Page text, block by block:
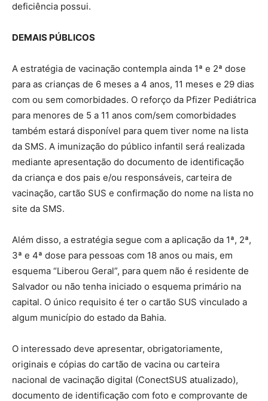
deficiência possui.
DEMAIS PÚBLICOS
A estratégia de vacinação contempla ainda 1ª e 2ª dose
para as crianças de 6 meses a 4 anos, 11 meses e 29 dias
com ou sem comorbidades. O reforço da Pfizer Pediátrica
para menores de 5 a 11 anos com/sem comorbidades
também estará disponível para quem tiver nome na lista
da SMS. A imunização do público infantil será realizada
mediante apresentação do documento de identificação
da criança e dos pais e/ou responsáveis, carteira de
vacinação, cartão SUS e confirmação do nome na lista no
site da SMS.
Além disso, a estratégia segue com a aplicação da 1ª, 2ª,
3ª e 4ª dose para pessoas com 18 anos ou mais, em
esquema “Liberou Geral”, para quem não é residente de
Salvador ou não tenha iniciado o esquema primário na
capital. O único requisito é ter o cartão SUS vinculado a
algum município do estado da Bahia.
O interessado deve apresentar, obrigatoriamente,
originais e cópias do cartão de vacina ou carteira
nacional de vacinação digital (ConectSUS atualizado),
documento de identificação com foto e comprovante de